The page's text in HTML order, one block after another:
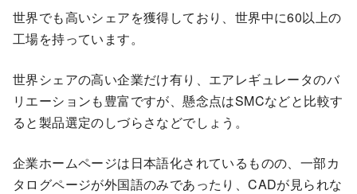
世界でも高いシェアを獲得しており、世界中に60以上の
工場を持っています。
世界シェアの高い企業だけ有り、エアレギュレータのバ
リエーションも豊富ですが、懸念点はSMCなどと比較す
ると製品選定のしづらさなどでしょう。
企業ホームページは日本語化されているものの、一部カ
タログページが外国語のみであったり、CADが見られな